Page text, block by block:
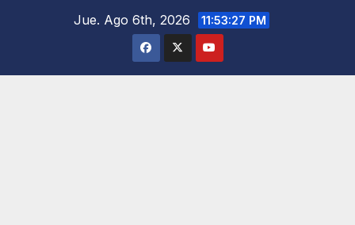
Jue. Ago 6th, 2026 11:53:28 PM